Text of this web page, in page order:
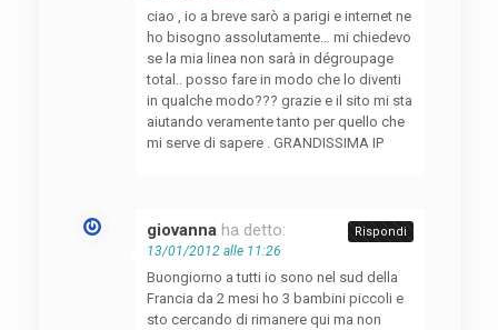
ciao , io a breve sarò a parigi e internet ne
ho bisogno assolutamente… mi chiedevo
se la mia linea non sarà in dégroupage
total.. posso fare in modo che lo diventi
in qualche modo??? grazie e il sito mi sta
aiutando veramente tanto per quello che
mi serve di sapere . GRANDISSIMA IP
giovanna ha detto:
13/01/2012 alle 11:26
Buongiorno a tutti io sono nel sud della
Francia da 2 mesi ho 3 bambini piccoli e
sto cercando di rimanere qui ma non
Rispondi